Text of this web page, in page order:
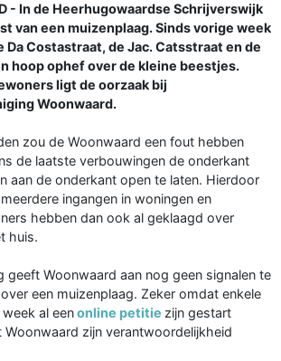
- In de Heerhugowaardse Schrijverswijk
van een muizenplaag. Sinds vorige week
Da Costastraat, de Jac. Catsstraat en de
hoop ophef over de kleine beestjes.
ligt de oorzaak bij
Woonwaard.
zou de Woonwaard een fout hebben
de laatste verbouwingen de onderkant
aan de onderkant open te laten. Hierdoor
ingangen in woningen en
hebben dan ook al geklaagd over
huis.
geeft Woonwaard aan nog geen signalen te
een muizenplaag. Zeker omdat enkele
al eenonline petitie zijn gestart
Woonwaard zijn verantwoordelijkheid